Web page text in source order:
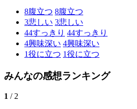
8腹立つ 8腹立つ
3悲しい 3悲しい
44すっきり 44すっきり
4興味深い 4興味深い
1役に立つ 1役に立つ
みんなの感想ランキング
1 / 2